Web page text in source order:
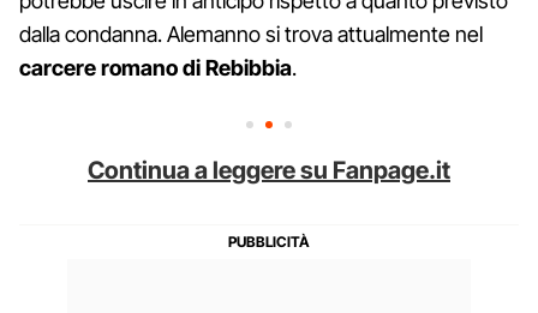
dalla condanna. Alemanno si trova attualmente nel
carcere romano di Rebibbia.
Continua a leggere su Fanpage.it